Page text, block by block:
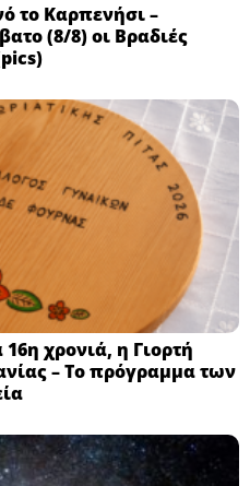
το Καρπενήσι –
(8/8) οι Βραδιές
χρονιά, η Γιορτή
– Το πρόγραμμα των